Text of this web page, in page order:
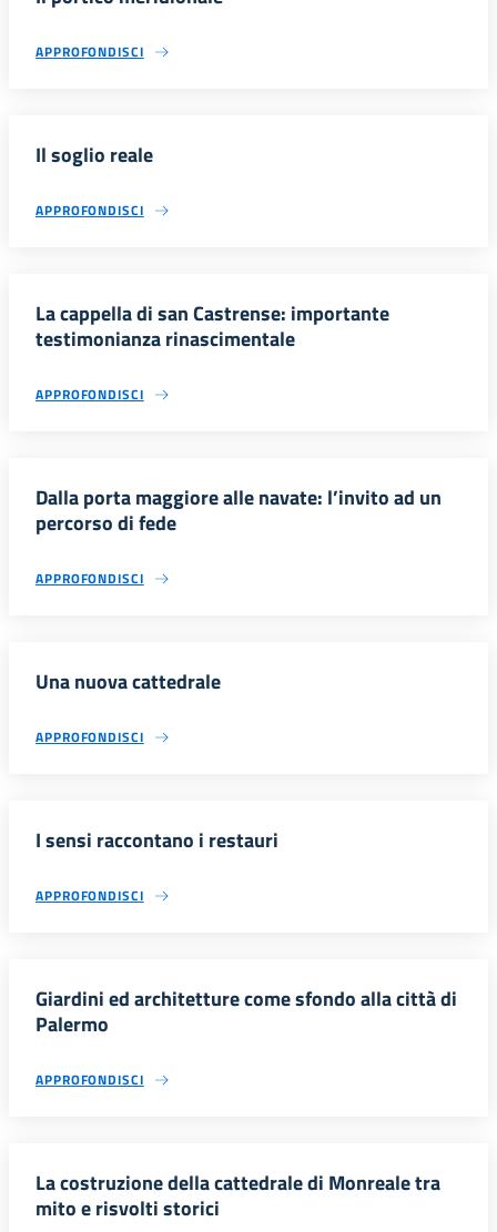
APPROFONDISCI
Il soglio reale
APPROFONDISCI
La cappella di san Castrense: importante
testimonianza rinascimentale
APPROFONDISCI
Dalla porta maggiore alle navate: l’invito ad un
percorso di fede
APPROFONDISCI
Una nuova cattedrale
APPROFONDISCI
I sensi raccontano i restauri
APPROFONDISCI
Giardini ed architetture come sfondo alla città di
Palermo
APPROFONDISCI
La costruzione della cattedrale di Monreale tra
mito e risvolti storici